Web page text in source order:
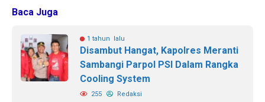
Baca Juga
1 tahun lalu
Disambut Hangat, Kapolres Meranti
Sambangi Parpol PSI Dalam Rangka
Cooling System
255 Redaksi